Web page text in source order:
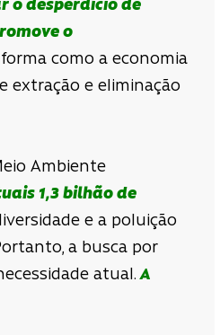
o desperdício de
o
como a economia
extração e eliminação
Ambiente
1,3 bilhão de
e a poluição
a busca por
atual.A